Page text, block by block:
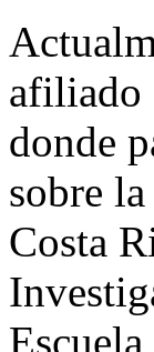
afiliado
donde
sobre
Costa